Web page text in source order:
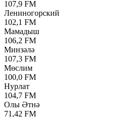
107,9 FM
Лениногорский
102,1 FM
Мамадыш
106,2 FM
Минзәлә
107,3 FM
Мөслим
100,0 FM
Нурлат
104,7 FM
Олы Әтнә
71,42 FM